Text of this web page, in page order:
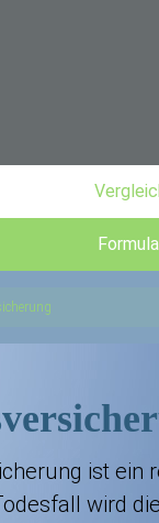
ist ein
wird